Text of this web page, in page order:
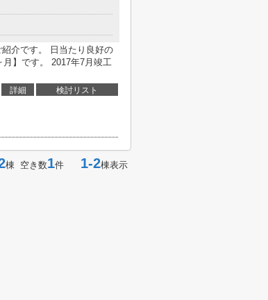
介です。 日当たり良好の
月】です。 2017年7月竣工
詳細 検討リスト
棟 空き数1件 1-2棟表示